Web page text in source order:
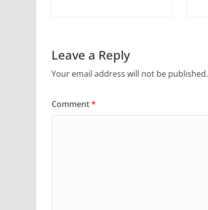
Leave a Reply
Your email address will not be published.
Comment*